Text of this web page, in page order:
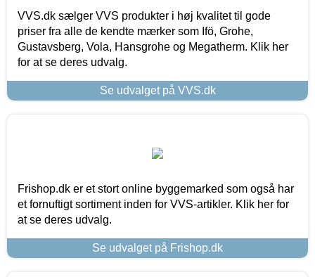
VVS.dk sælger VVS produkter i høj kvalitet til gode
priser fra alle de kendte mærker som Ifö, Grohe,
Gustavsberg, Vola, Hansgrohe og Megatherm. Klik her
for at se deres udvalg.
Se udvalget på VVS.dk
Frishop.dk er et stort online byggemarked som også har
et fornuftigt sortiment inden for VVS-artikler. Klik her for
at se deres udvalg.
Se udvalget på Frishop.dk